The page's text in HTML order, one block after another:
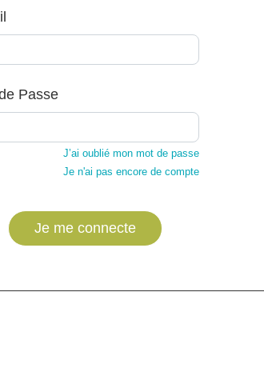
Passe
J’ai oublié mon mot de passe
Je n'ai pas encore de compte
Je me connecte